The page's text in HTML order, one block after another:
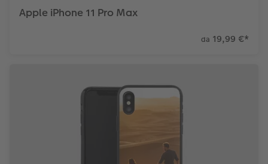
Apple iPhone 11 Pro Max
da 19,99 €*